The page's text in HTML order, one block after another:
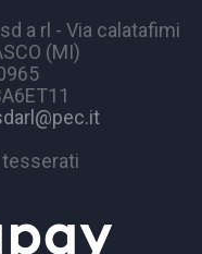
a rl - Via calatafimi
(MI)